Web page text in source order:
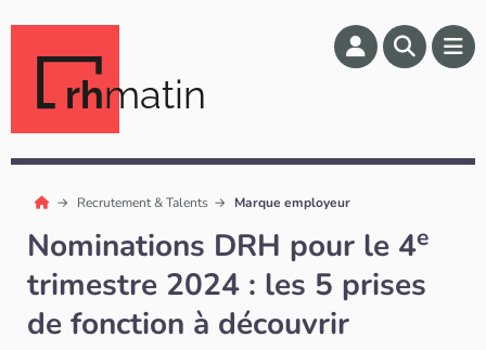
rhmatin
Recrutement & Talents Marque employeur
Nominations DRH pour le 4e
trimestre 2024 : les 5 prises
de fonction à découvrir